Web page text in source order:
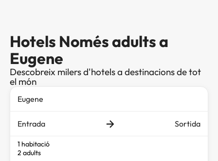
Hotels Només adults a
Eugene
Descobreix milers d'hotels a destinacions de tot
el món
Entrada Sortida
1 habitació
2 adults